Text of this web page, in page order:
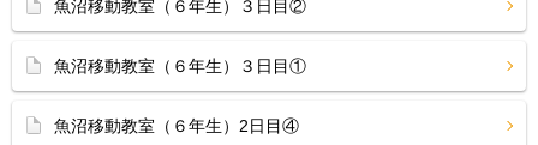
魚沼移動教室（６年生）３日目②
魚沼移動教室（６年生）３日目①
魚沼移動教室（６年生）2日目④